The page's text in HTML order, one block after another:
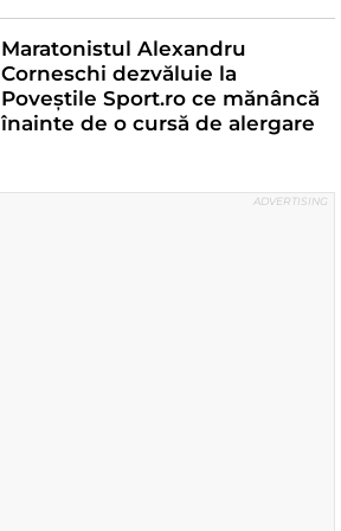
Maratonistul Alexandru
Corneschi dezvăluie la
Poveștile Sport.ro ce mănâncă
înainte de o cursă de alergare